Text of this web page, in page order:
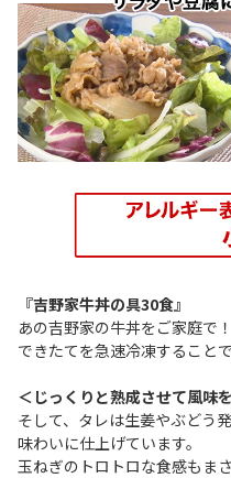
『吉野家牛丼の具30食』
あの吉野家の牛丼をご家庭で！
できたてを急速冷凍すること
＜じっくりと熟成させて風味
そして、タレは生姜やぶどう
味わいに仕上げています。
玉ねぎのトロトロな食感もま